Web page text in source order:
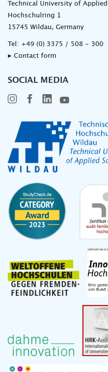
Technical University of Applied
Hochschulring 1
15745 Wildau, Germany
Tel: +49 (0) 3375 / 508 - 300
▸ Contact form
SOCIAL MEDIA